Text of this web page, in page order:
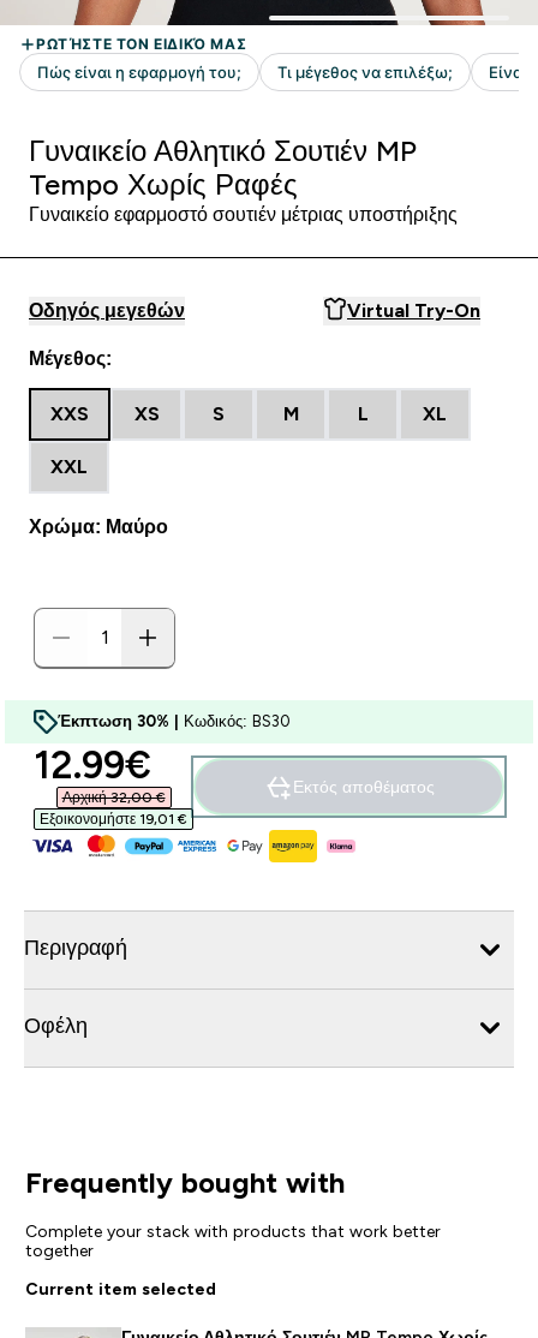
Γυναικείο Αθλητικό Σουτιέν MP
Tempo Χωρίς Ραφές
Γυναικείο εφαρμοστό σουτιέν μέτριας υποστήριξης
Οδηγός μεγεθών Virtual Try-On
Μέγεθος:
XXS XS S M L XL
XXL
Χρώμα: Μαύρο
Έκπτωση 30% | Κωδικός: BS30
discounted price
12.99€‎
Αρχική 32,00 €‎
Εξοικονομήστε 19,01 €‎
Εκτός αποθέματος
Περιγραφή
Οφέλη
Frequently bought with
Complete your stack with products that work better
together
Current item selected